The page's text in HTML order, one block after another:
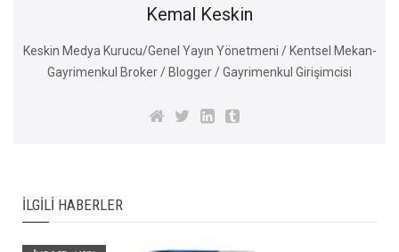
Kemal Keskin
Keskin Medya Kurucu/Genel Yayın Yönetmeni / Kentsel Mekan-
Gayrimenkul Broker / Blogger / Gayrimenkul Girişimcisi
İLGILI HABERLER